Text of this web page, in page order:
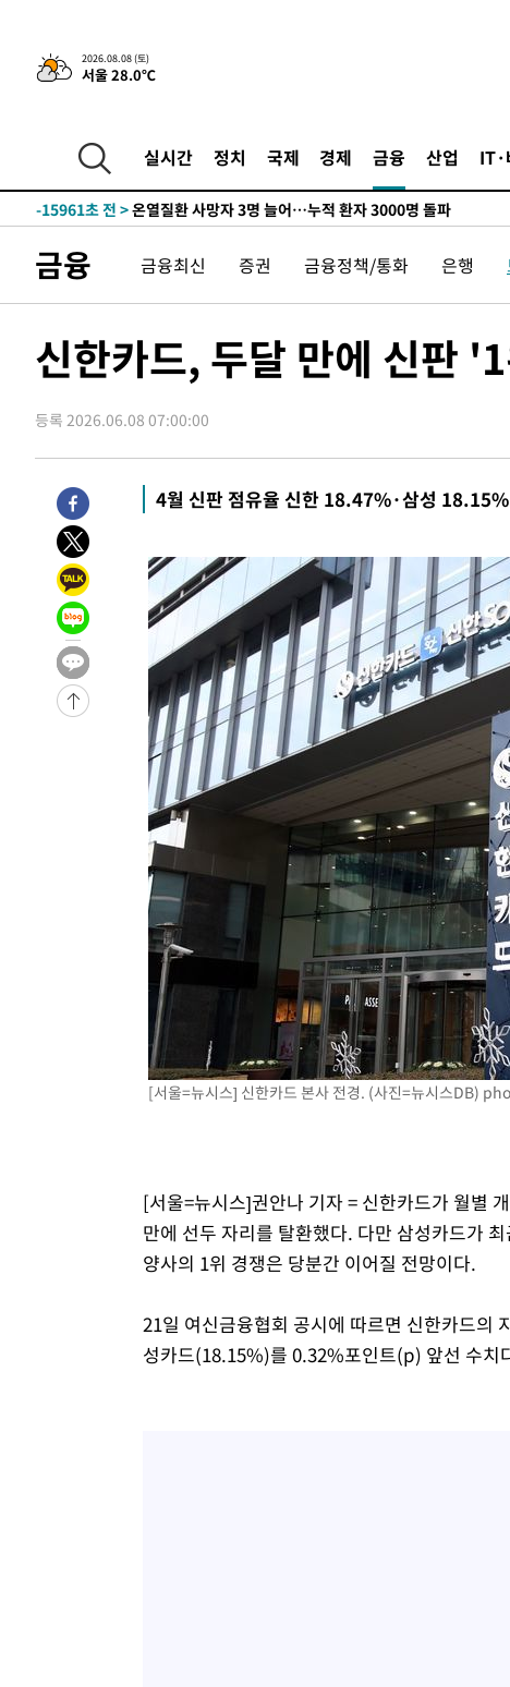
2026.08.08 (토)
서울 28.0℃
실시간 정치 국제 경제 금융 산업 IT·
42.08%·宋 10.17%
-24231초 전 >이강인 "아틀레티코 이적 기뻐…등번호 7번 의미보단 팀 위해
것"
-24166초 전 >[속보]與 당대표 경선, 제주·인천 권리당원 투표 김민석 승리
-17210초 전 >
[속보]이강인 "감독님이 원하는 마음 느꼈고, 많은 트로피 원
틀레티코 이적"
-16992초 전 >
-15961초 전 >온열질환 사망자 3명 늘어…누적 환자 3000명 돌파
-6013초 전 >
백운산서 80년근 천종산삼 9뿌리 발견…감정가 1.3억원
-3723초 전 >선재도서 해루질 나섰다 실종 60대, 닷새 만에 숨진 채 발견
-633초 전 >여수 오동도 해상서 모터보트 전복…1명 사망·1명 실종
씨]
1시간 전 >축구협회 "압수수색·성접대 논란 사과…쇄신의 기회로 삼겠다"
2시간 전 >[속보]'압수수색·성접대 논란' 축구협회 "실망과 걱정 안겨드려
5시간 전 >
'최고 37도' 폭염 지속…강원동해안 최대 150㎜ 비
7시간 전 >
[속보]뉴욕증시 상승 마감…S&P 0.6% 나스닥 1.3%↑
-25482초 전 >
한민수·김용 순
-25435초 전 >
[속보]김민석, 與 전대 당원투표 누적 득표율 45.42%로 1위
청래 44.56%
-24717초 전 >
[속보]與 대표 경선 제주·인천 당원투표…金 47.75%·鄭
42.08%·宋 10.17%
-24251초 전 >
이강인 "아틀레티코 이적 기뻐…등번호 7번 의미보단 팀 위
것"
-24186초 전 >
[속보]與 당대표 경선, 제주·인천 권리당원 투표 김민석 승리
-17960초 전 >
낮 최고 35도 '무더위'…동해안 시간당 30㎜ '강한 비'[내일
[속보]이강인 "감독님이 원하는 마음 느꼈고, 많은 트로피 원
수도권 40도 육박 '펄펄'…동해안 일부 지역엔 호의주의보
온열질환 사망자 3명 늘어…누적 환자 3000명 돌파
강릉에 시간당 81.4㎜ 물폭탄…도로 잠기고 담벼락 붕괴
백운산서 80년근 천종산삼 9뿌리 발견…감정가 1.3억원
선재도서 해루질 나섰다 실종 60대, 닷새 만에 숨진 채 발견
남자 농구, 나고야 아시안게임서 '홈팀' 일본과 한일전
여수 오동도 해상서 모터보트 전복…1명 사망·1명 실종
극한폭염 한풀 꺾이지만…'낮 최고 35도' 무더위, 열대야 계속[다
축구협회 "압수수색·성접대 논란 사과…쇄신의 기회로 삼겠다"
[속보]'압수수색·성접대 논란' 축구협회 "실망과 걱정 안겨드려
'최고 37도' 폭염 지속…강원동해안 최대 150㎜ 비
[속보]뉴욕증시 상승 마감…S&P 0.6% 나스닥 1.3%↑
금융 금융최신 증권 금융정책/통화 은행
신한카드, 두달 만에 신판
등록 2026.06.08 07:00:00
4월 신판 점유율 신한 18.47%·삼성 18.15%
[서울=뉴시스] 신한카드 본사 전경. (사진=뉴시스DB)
[서울=뉴시스]권안나 기자 = 신한카드가 월별
만에 선두 자리를 탈환했다. 다만 삼성카드가
양사의 1위 경쟁은 당분간 이어질 전망이다.
21일 여신금융협회 공시에 따르면 신한카드의
성카드(18.15%)를 0.32%포인트(p) 앞선 수치